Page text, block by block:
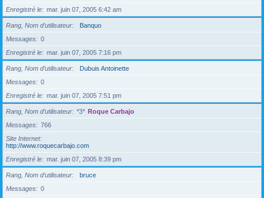
Enregistré le
mar. juin 07, 2005 6:42 am
Rang, Nom d’utilisateur
Banquo
Messages
0
Enregistré le
mar. juin 07, 2005 7:16 pm
Rang, Nom d’utilisateur
Dubuis Antoinette
Messages
0
Enregistré le
mar. juin 07, 2005 7:51 pm
Rang, Nom d’utilisateur *3* Roque Carbajo
Messages
766
Site Internet
http://www.roquecarbajo.com
Enregistré le
mar. juin 07, 2005 8:39 pm
Rang, Nom d’utilisateur
bruce
Messages
0